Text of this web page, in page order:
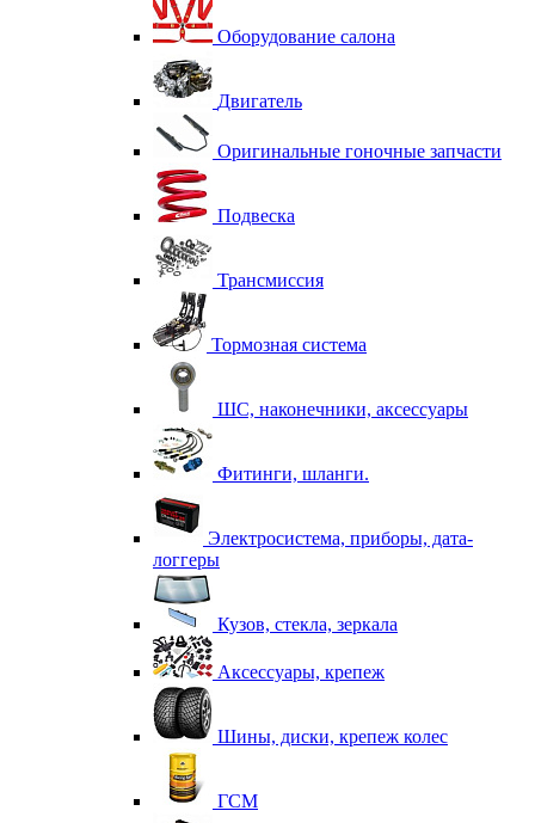
Оборудование салона
Двигатель
Оригинальные гоночные запчасти
Подвеска
Трансмиссия
Тормозная система
ШС, наконечники, аксессуары
Фитинги, шланги.
Электросистема, приборы, дата-
логгеры
Кузов, стекла, зеркала
Аксессуары, крепеж
Шины, диски, крепеж колес
ГСМ